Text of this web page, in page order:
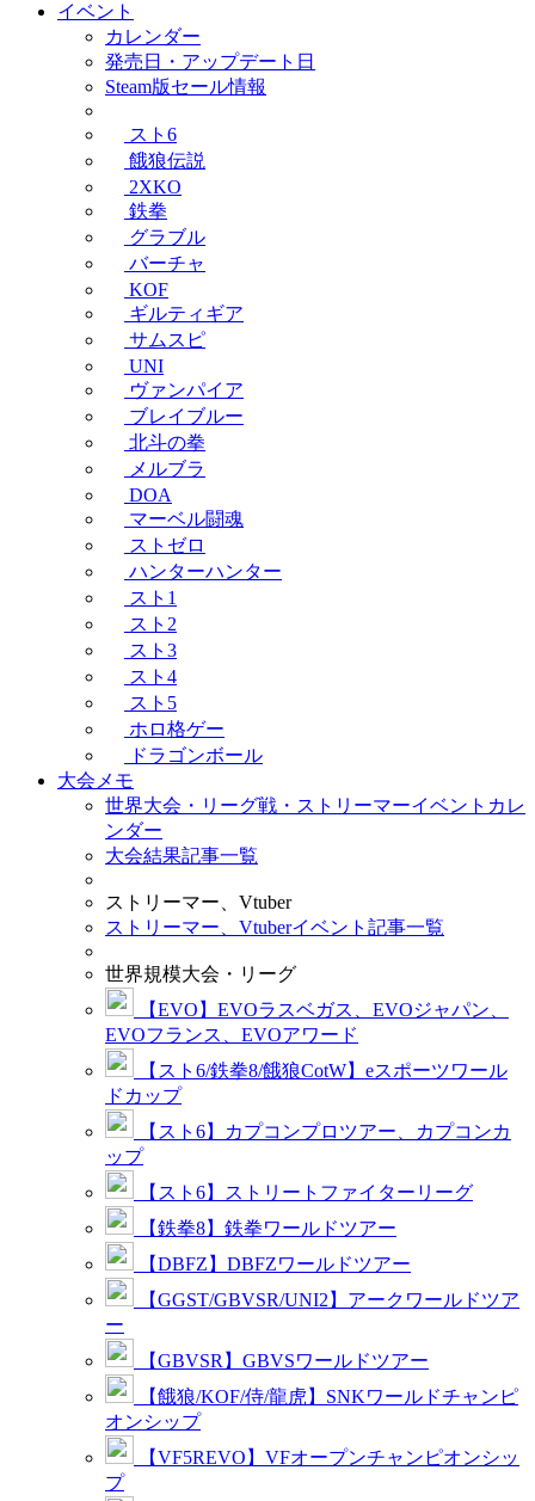
イベント
カレンダー
発売日・アップデート日
Steam版セール情報
スト6
餓狼伝説
2XKO
鉄拳
グラブル
バーチャ
KOF
ギルティギア
サムスピ
UNI
ヴァンパイア
ブレイブルー
北斗の拳
メルブラ
DOA
マーベル闘魂
ストゼロ
ハンターハンター
スト1
スト2
スト3
スト4
スト5
ホロ格ゲー
ドラゴンボール
大会メモ
世界大会・リーグ戦・ストリーマーイベントカレ
ンダー
大会結果記事一覧
ストリーマー、Vtuber
ストリーマー、Vtuberイベント記事一覧
世界規模大会・リーグ
【EVO】EVOラスベガス、EVOジャパン、
EVOフランス、EVOアワード
【スト6/鉄拳8/餓狼CotW】eスポーツワール
ドカップ
【スト6】カプコンプロツアー、カプコンカ
ップ
【スト6】ストリートファイターリーグ
【鉄拳8】鉄拳ワールドツアー
【DBFZ】DBFZワールドツアー
【GGST/GBVSR/UNI2】アークワールドツア
ー
【GBVSR】GBVSワールドツアー
【餓狼/KOF/侍/龍虎】SNKワールドチャンピ
オンシップ
【VF5REVO】VFオープンチャンピオンシッ
プ